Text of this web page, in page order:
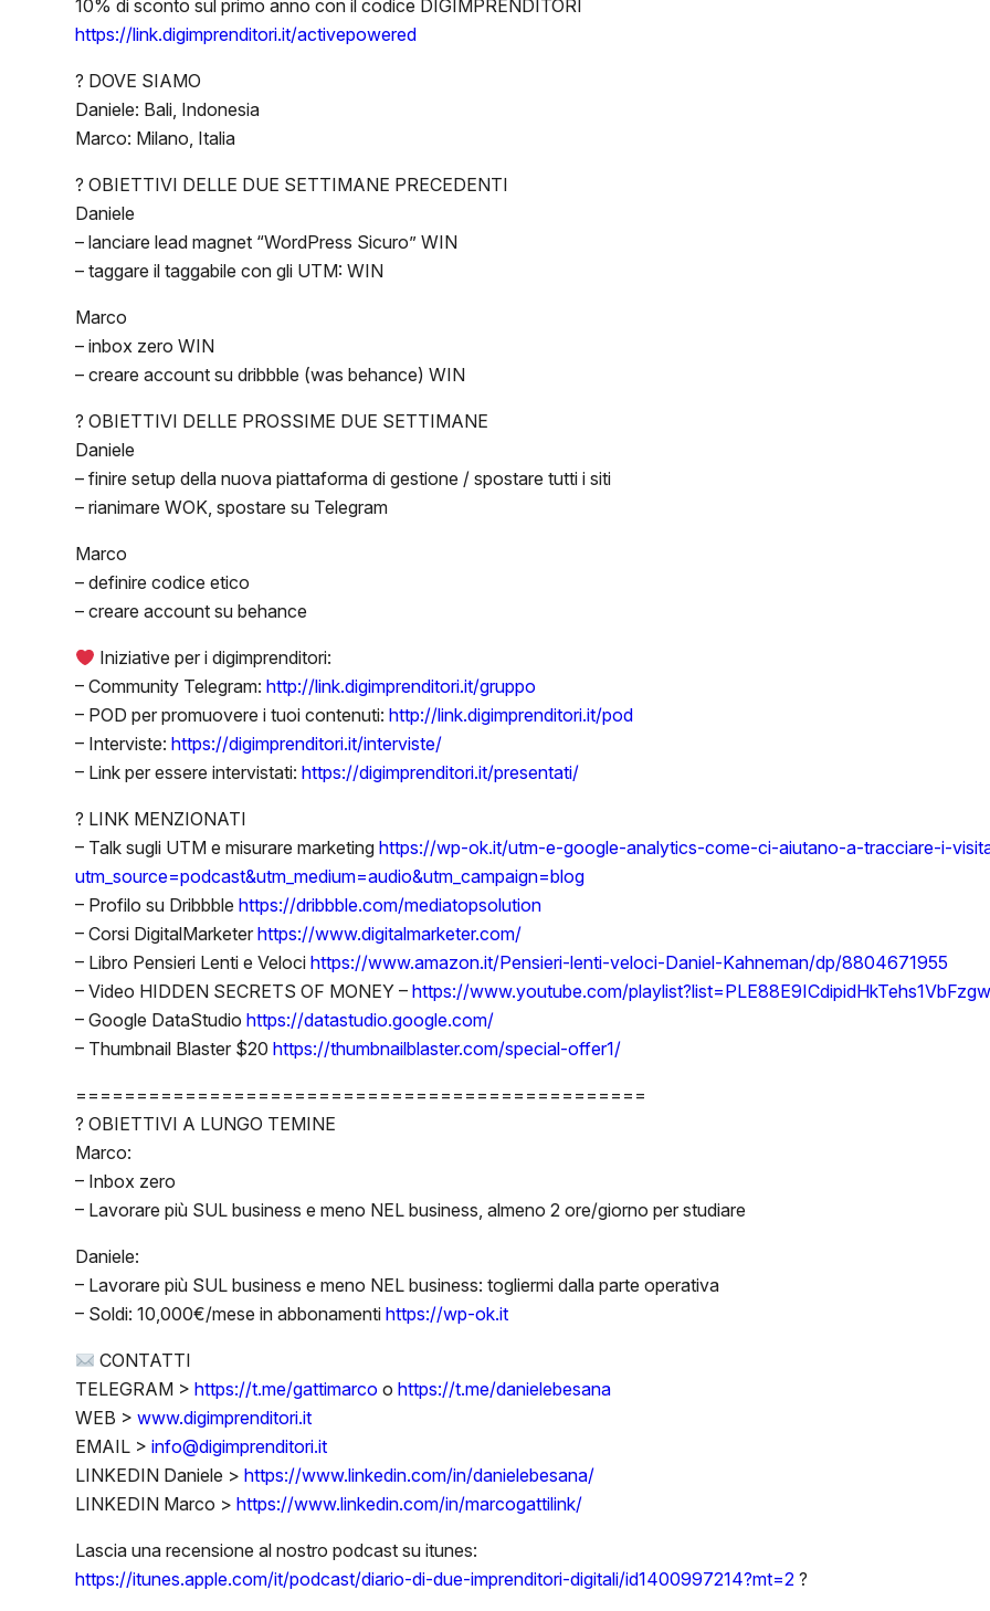
10% di sconto sul primo anno con il codice DIGIMPRENDITORI
https://link.digimprenditori.it/activepowered
? DOVE SIAMO
Daniele: Bali, Indonesia
Marco: Milano, Italia
? OBIETTIVI DELLE DUE SETTIMANE PRECEDENTI
Daniele
– lanciare lead magnet “WordPress Sicuro” WIN
– taggare il taggabile con gli UTM: WIN
Marco
– inbox zero WIN
– creare account su dribbble (was behance) WIN
? OBIETTIVI DELLE PROSSIME DUE SETTIMANE
Daniele
– finire setup della nuova piattaforma di gestione / spostare tutti i siti
– rianimare WOK, spostare su Telegram
Marco
– definire codice etico
– creare account su behance
Iniziative per i digimprenditori:
– Community Telegram: http://link.digimprenditori.it/gruppo
– POD per promuovere i tuoi contenuti: http://link.digimprenditori.it/pod
– Interviste: https://digimprenditori.it/interviste/
– Link per essere intervistati: https://digimprenditori.it/presentati/
? LINK MENZIONATI
– Talk sugli UTM e misurare marketing https://wp-ok.it/utm-e-google-analytics-come-ci-aiutano-a-tracciare-i-
utm_source=podcast&utm_medium=audio&utm_campaign=blog
– Profilo su Dribbble https://dribbble.com/mediatopsolution
– Corsi DigitalMarketer https://www.digitalmarketer.com/
– Libro Pensieri Lenti e Veloci https://www.amazon.it/Pensieri-lenti-veloci-Daniel-Kahneman/dp/8804671955
– Video HIDDEN SECRETS OF MONEY – https://www.youtube.com/
– Google DataStudio https://datastudio.google.com/
– Thumbnail Blaster $20 https://thumbnailblaster.com/special-offer1/
===============================================
? OBIETTIVI A LUNGO TEMINE
Marco:
– Inbox zero
– Lavorare più SUL business e meno NEL business, almeno 2 ore/giorno per studiare
Daniele:
– Lavorare più SUL business e meno NEL business: togliermi dalla parte operativa
– Soldi: 10,000€/mese in abbonamenti https://wp-ok.it
CONTATTI
TELEGRAM > https://t.me/gattimarco o https://t.me/danielebesana
WEB > www.digimprenditori.it
EMAIL > info@digimprenditori.it
LINKEDIN Daniele > https://www.linkedin.com/in/danielebesana/
LINKEDIN Marco > https://www.linkedin.com/in/marcogattilink/
Lascia una recensione al nostro podcast su itunes:
https://itunes.apple.com/it/podcast/diario-di-due-imprenditori-digitali/id1400997214?mt=2 ?️